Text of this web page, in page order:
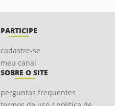
PARTICIPE
cadastre-se
meu canal
SOBRE O SITE
perguntas frequentes